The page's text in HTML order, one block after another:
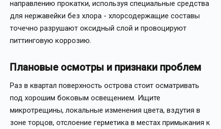
направлению прокатки, используя специальные средства
для нержавейки без хлора - хлорсодержащие составы
точечно разрушают оксидный слой и провоцируют
питтинговую коррозию.
Плановые осмотры и признаки проблем
Раз в квартал поверхность острова стоит осматривать
под хорошим боковым освещением. Ищите
микротрещины, локальные изменения цвета, вздутия в
зоне торцов, отслоение герметика в местах примыкания к